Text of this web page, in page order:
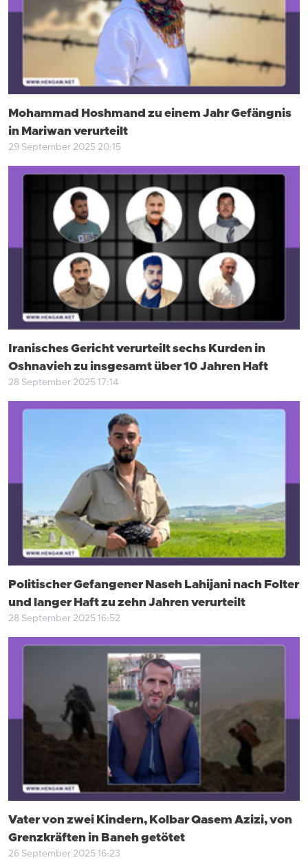
Mohammad Hoshmand zu einem Jahr Gefängnis
in Mariwan verurteilt
29 September 2025 20:15
Iranisches Gericht verurteilt sechs Kurden in
Oshnavieh zu insgesamt über 10 Jahren Haft
28 September 2025 17:14
Politischer Gefangener Naseh Lahijani nach Folter
und langer Haft zu zehn Jahren verurteilt
28 September 2025 16:52
Vater von zwei Kindern, Kolbar Qasem Azizi, von
Grenzkräften in Baneh getötet
26 September 2025 16:23